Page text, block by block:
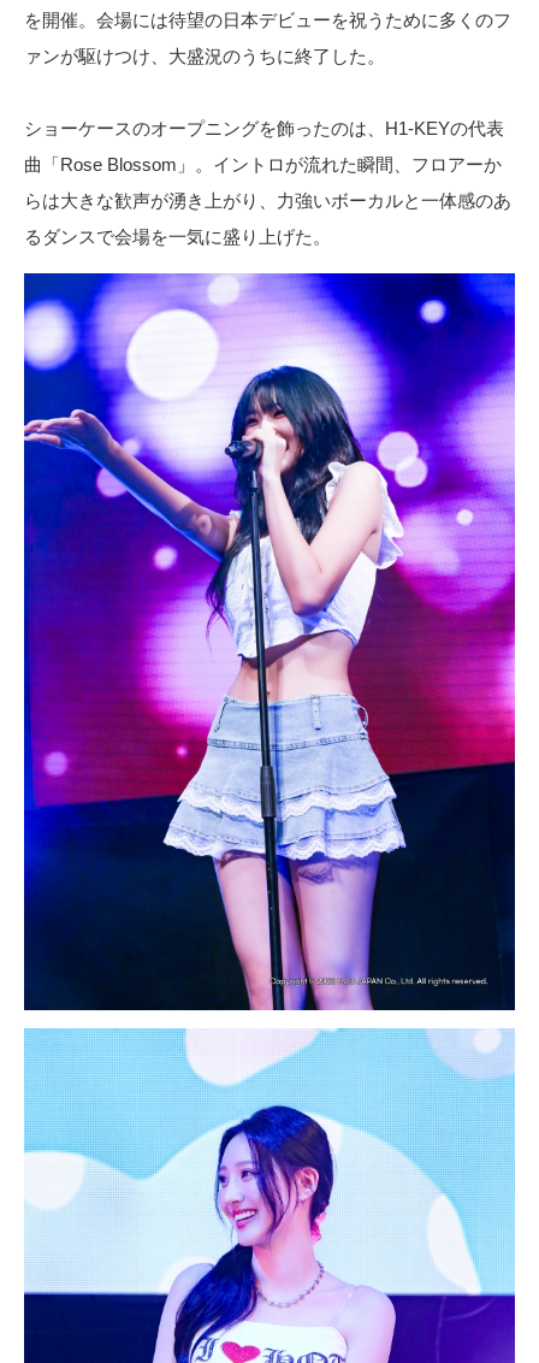
を開催。会場には待望の日本デビューを祝うために多くのフ
ァンが駆けつけ、大盛況のうちに終了した。
ショーケースのオープニングを飾ったのは、H1-KEYの代表
曲「Rose Blossom」。イントロが流れた瞬間、フロアーか
らは大きな歓声が湧き上がり、力強いボーカルと一体感のあ
るダンスで会場を一気に盛り上げた。